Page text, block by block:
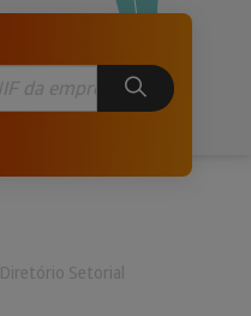
Diretório Setorial